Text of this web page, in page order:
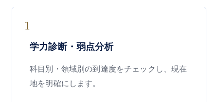
1
学力診断・弱点分析
科目別・領域別の到達度をチェックし、現在
地を明確にします。